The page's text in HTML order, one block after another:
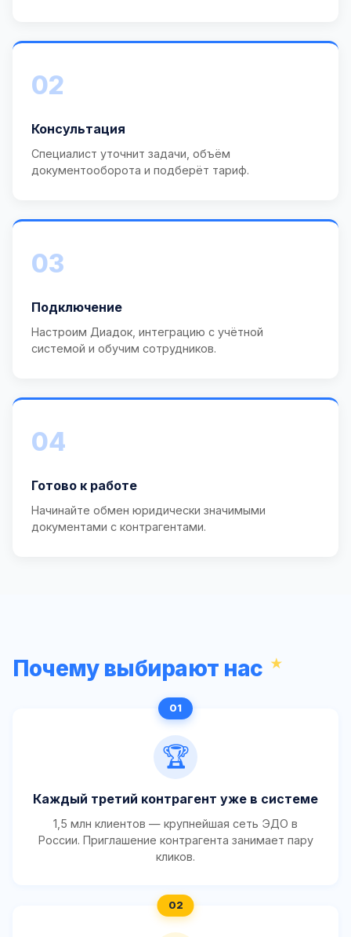
02
Консультация
Специалист уточнит задачи, объём
документооборота и подберёт тариф.
03
Подключение
Настроим Диадок, интеграцию с учётной
системой и обучим сотрудников.
04
Готово к работе
Начинайте обмен юридически значимыми
документами с контрагентами.
Почему выбирают нас
🏆
Каждый третий контрагент уже в системе
1,5 млн клиентов — крупнейшая сеть ЭДО в
России. Приглашение контрагента занимает пару
кликов.